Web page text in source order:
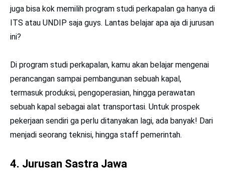
juga bisa kok memilih program studi perkapalan ga hanya di
ITS atau UNDIP saja guys. Lantas belajar apa aja di jurusan
ini?
Di program studi perkapalan, kamu akan belajar mengenai
perancangan sampai pembangunan sebuah kapal,
termasuk produksi, pengoperasian, hingga perawatan
sebuah kapal sebagai alat transportasi. Untuk prospek
pekerjaan sendiri ga perlu ditanyakan lagi, ada banyak! Dari
menjadi seorang teknisi, hingga staff pemerintah.
4. Jurusan Sastra Jawa